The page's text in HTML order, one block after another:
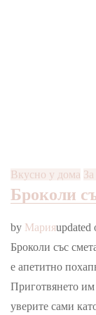
Вкусно у дома
Броколи
by Марияupdated
Броколи със
е апетитно
Приготвянето
уверите сами